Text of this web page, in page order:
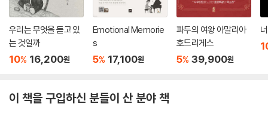
우리는 무엇을 듣고 있
는 것일까
10% 16,200원
Emotional Memorie
s
5% 17,100원
파두의 여왕 아말리아
호드리게스
5% 39,900원
이 책을 구입하신 분들이 산 분야 책